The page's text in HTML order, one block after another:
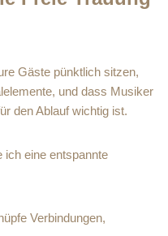
Gäste pünktlich sitzen,
und dass Musiker
den Ablauf wichtig ist.
ich eine entspannte
Verbindungen,